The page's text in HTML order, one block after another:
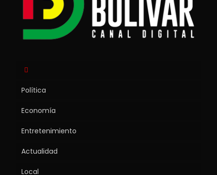
Política
Economía
Entretenimiento
Actualidad
Local